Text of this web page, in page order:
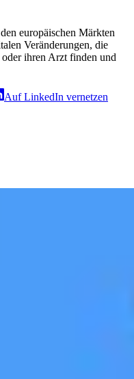
europäischen Märkten
Veränderungen, die
ihren Arzt finden und
Auf LinkedIn vernetzen